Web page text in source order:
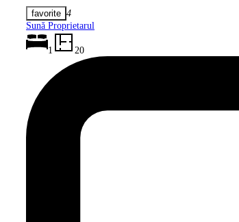
4
Sună Proprietarul
1 20